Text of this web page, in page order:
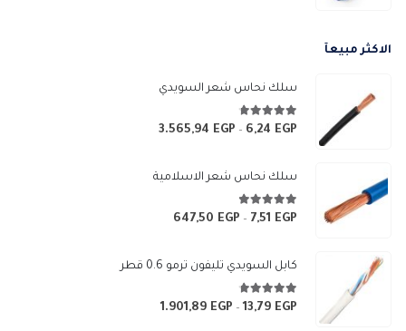
الاكثر مبيعآ
سلك نحاس شعر السويدي
4.67 من 5
6,24 EGP
–
3.565,94 EGP
نطاق
منسلك نحاس شعر الاسلامية
4.83 من 5
7,51 EGP
–
647,50 EGP
من
خلال
كابل السويدي تليفون ترمو 0.6 قطر
4.67 من 5
13,79 EGP
–
1.901,89 EGP